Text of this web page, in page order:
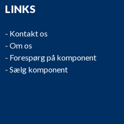
LINKS
- Kontakt os
- Om os
- Forespørg på komponent
- Sælg komponent